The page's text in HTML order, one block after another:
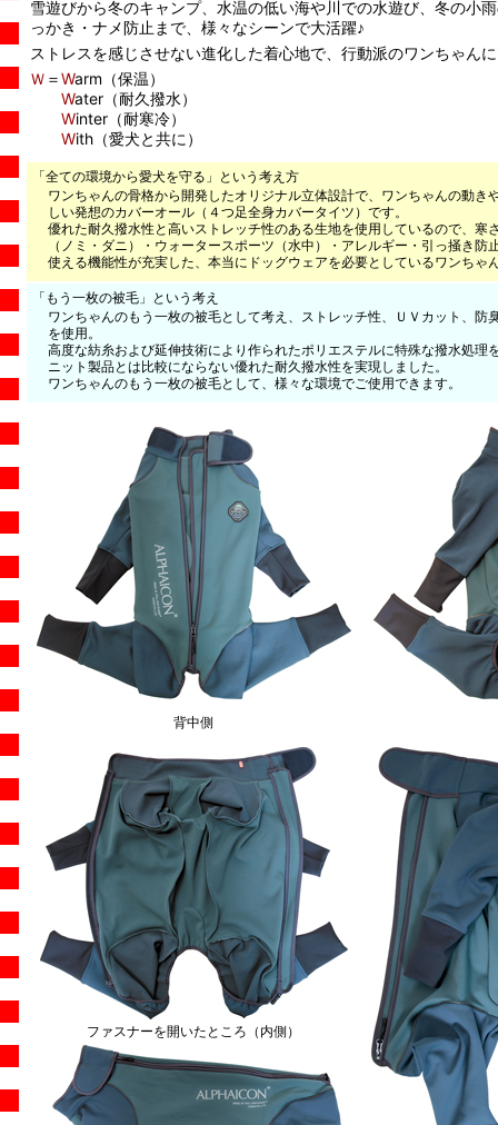
雪遊びから冬のキャンプ、水温の低い海や川での水遊び、冬の小
っかき・ナメ防止まで、様々なシーンで大活躍♪
ストレスを感じさせない進化した着心地で、行動派のワンちゃん
Ｗ ＝Warm（保温）
Water（耐久撥水）
Winter（耐寒冷）
With（愛犬と共に）
「全ての環境から愛犬を守る」という考え方
ワンちゃんの骨格から開発したオリジナル立体設計で、ワンちゃんの動き
しい発想のカバーオール（４つ足全身カバータイツ）です。
優れた耐久撥水性と高いストレッチ性のある生地を使用しているので、寒
（ノミ・ダニ）・ウォータースポーツ（水中）・アレルギー・引っ掻き防
使える機能性が充実した、本当にドッグウェアを必要としているワンちゃ
「もう一枚の被毛」という考え
ワンちゃんのもう一枚の被毛として考え、ストレッチ性、ＵＶカット、防
を使用。
高度な紡糸および延伸技術により作られたポリエステルに特殊な撥水処理
ニット製品とは比較にならない優れた耐久撥水性を実現しました。
ワンちゃんのもう一枚の被毛として、様々な環境でご使用できます。
背中側
ファスナーを開いたところ（内側）